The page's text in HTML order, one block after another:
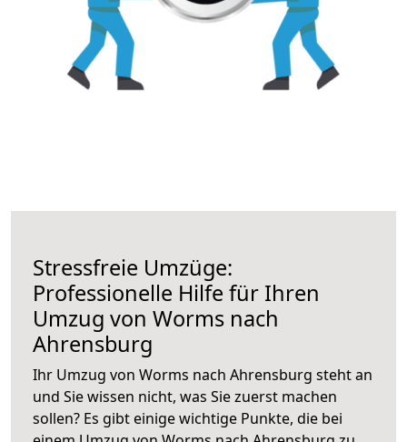
Stressfreie Umzüge:
Professionelle Hilfe für Ihren
Umzug von Worms nach
Ahrensburg
Ihr Umzug von Worms nach Ahrensburg steht an
und Sie wissen nicht, was Sie zuerst machen
sollen? Es gibt einige wichtige Punkte, die bei